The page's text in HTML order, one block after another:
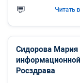
Читать
Сидорова Мария
Росздрава